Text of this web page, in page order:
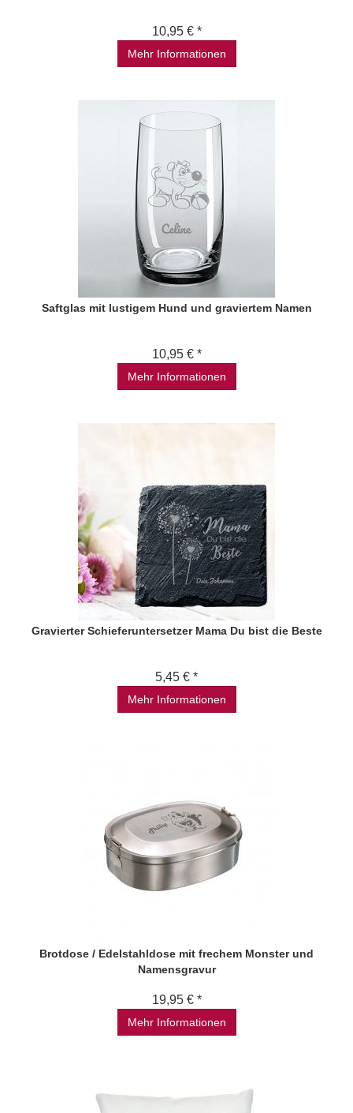
10,95 € *
Mehr Informationen
Saftglas mit lustigem Hund und graviertem Namen
10,95 € *
Mehr Informationen
Gravierter Schieferuntersetzer Mama Du bist die Beste
5,45 € *
Mehr Informationen
Brotdose / Edelstahldose mit frechem Monster und
Namensgravur
19,95 € *
Mehr Informationen